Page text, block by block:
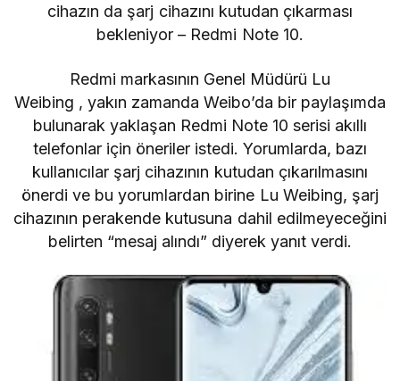
cihazın da şarj cihazını kutudan çıkarması
bekleniyor – Redmi Note 10.
Redmi markasının Genel Müdürü Lu
Weibing , yakın zamanda Weibo’da bir paylaşımda
bulunarak yaklaşan Redmi Note 10 serisi akıllı
telefonlar için öneriler istedi. Yorumlarda, bazı
kullanıcılar şarj cihazının kutudan çıkarılmasını
önerdi ve bu yorumlardan birine Lu Weibing, şarj
cihazının perakende kutusuna dahil edilmeyeceğini
belirten “mesaj alındı” diyerek yanıt verdi.